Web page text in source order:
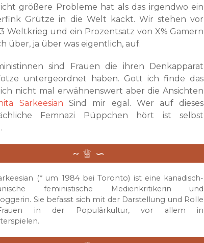
größere Probleme hat als das irgendwo ein
Grütze in die Welt kackt. Wir stehen vor
Weltkrieg und ein Prozentsatz von X% Gamern
über, ja über was eigentlich, auf.
sind Frauen die ihren Denkapparat
untergeordnet haben. Gott ich finde das
nicht mal erwähnenswert aber die Ansichten
Sarkeesian Sind mir egal. Wer auf dieses
Femnazi Püppchen hört ist selbst
(* um 1984 bei Toronto) ist eine kanadisch-
feministische Medienkritikerin und
Sie befasst sich mit der Darstellung und Rolle
in der Populärkultur, vor allem in